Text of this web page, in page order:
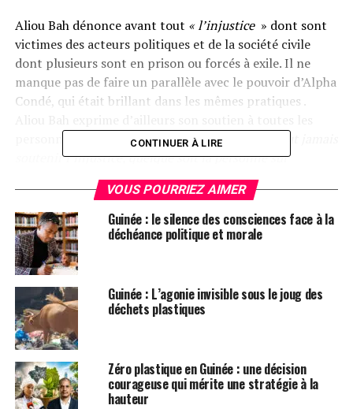
Aliou Bah dénonce avant tout « l’injustice » dont sont
victimes des acteurs politiques et de la société civile
dont plusieurs sont en prison ou forcés à exile. Il ne
manque pas de faire un parallèle avec le pouvoir d’Alpha
Condé, qui était brillant dans les mêmes pratiques .
personnes qui subissent « l’injustice » : «
ne faut jamais
soutenir l’injustice, quelque soit la personne sur
laquelle, elle se commet ou quelque soit les
circonstances. Même si c’est votre pire ennemi, s’il est
victime d’injustice, vous devez le soutenir parce que ça
peut se retourner contre vous.»,prévient-il.
Le président du MoDeL ne manque d’apporter son
regard critique sur la conduite de la transition. Il dit
avoir détecté une certaine «arrogance» et de la
«suffisance
Aliou Bah, rappele au CNRD qu’il est arrivé au pouvoir
par un putsch militaire. Preuve une fois de plus que
celui-ci devrait agir avec prudence dans la conduite des
CONTINUER À LIRE
VOUS POURRIEZ AIMER
Guinée : le silence des consciences face à la
déchéance politique et morale
Guinée : L’agonie invisible sous le joug des
déchets plastiques
Zéro plastique en Guinée : une décision
courageuse qui mérite une stratégie à la
hauteur